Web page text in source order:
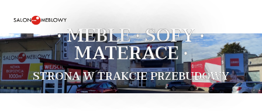
• MEBLE • SOFY •
MATERACE •
STRONA W TRAKCIE PRZEBUDOWY